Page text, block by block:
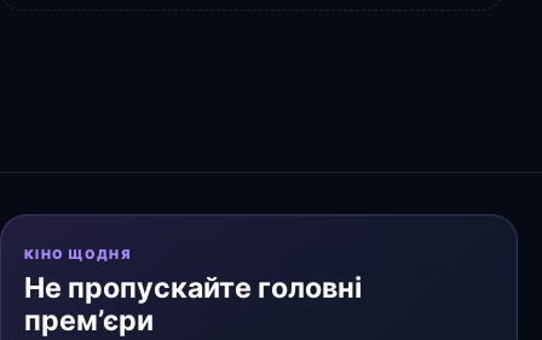
КІНО ЩОДНЯ
Не пропускайте головні
прем’єри